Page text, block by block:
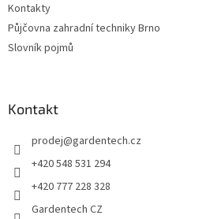
Kontakty
Půjčovna zahradní techniky Brno
Slovník pojmů
Kontakt
prodej@gardentech.cz
+420 548 531 294
+420 777 228 328
Gardentech CZ